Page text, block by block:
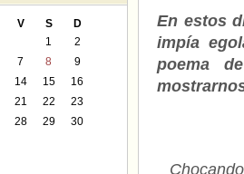
En estos
impía
poema
V S
D
1
2
7 8
9
14 15
16
21 22
23
28 29
30